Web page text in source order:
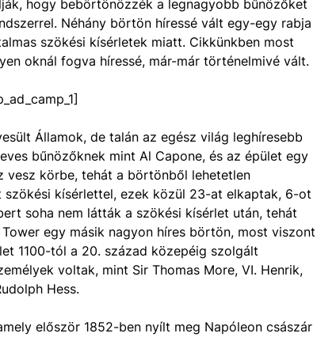
hogy bebörtönözzék a legnagyobb bűnözőket
Néhány börtön híressé vált egy-egy rabja
szökési kísérletek miatt. Cikkünkben most
oknál fogva híressé, már-már történelmivé vált.
Államok, de talán az egész világ leghíresebb
bűnözőknek mint Al Capone, és az épület egy
vesz körbe, tehát a börtönből lehetetlen
kísérlettel, ezek közül 23-at elkaptak, 6-ot
soha nem látták a szökési kísérlet után, tehát
egy másik nagyon híres börtön, most viszont
1100-tól a 20. század közepéig szolgált
voltak, mint Sir Thomas More, VI. Henrik,
Hess.
először 1852-ben nyílt meg Napóleon császár